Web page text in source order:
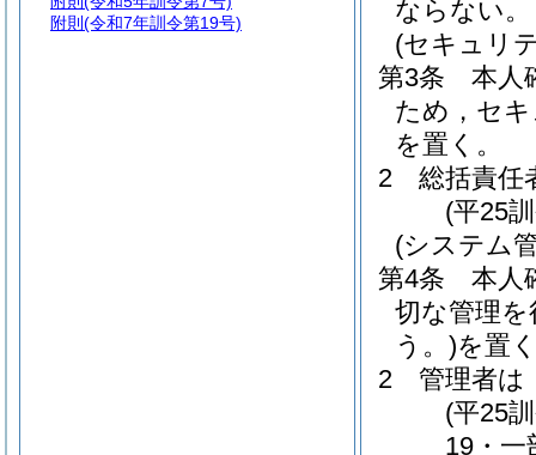
ならない。
(セキュリ
第3条
本人
ため，セ
を置く。
2
総括責任
(平25
(システム
第4条
本人
切な管理
う。)を置
2
管理者は
(平25
19・一
附則 (令和7年訓令第19号)